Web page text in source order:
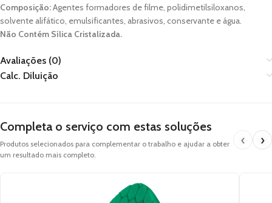
Composição:Agentes formadores de filme, polidimetilsiloxanos,
solvente alifático, emulsificantes, abrasivos, conservante e água.
Não Contém Sílica Cristalizada.
Avaliações (0)
Calc. Diluição
Completa o serviço com estas soluções
Produtos selecionados para complementar o trabalho e ajudar a obter
um resultado mais completo.
‹ ›